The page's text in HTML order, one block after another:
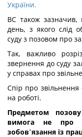
України.
ВС також зазначив,
день, з якого слід
суду з позовом про
Так, важливо
звернення до суду
у справах про
Спір про
на роботі.
Предметом
вимога не про
зобов`язання із